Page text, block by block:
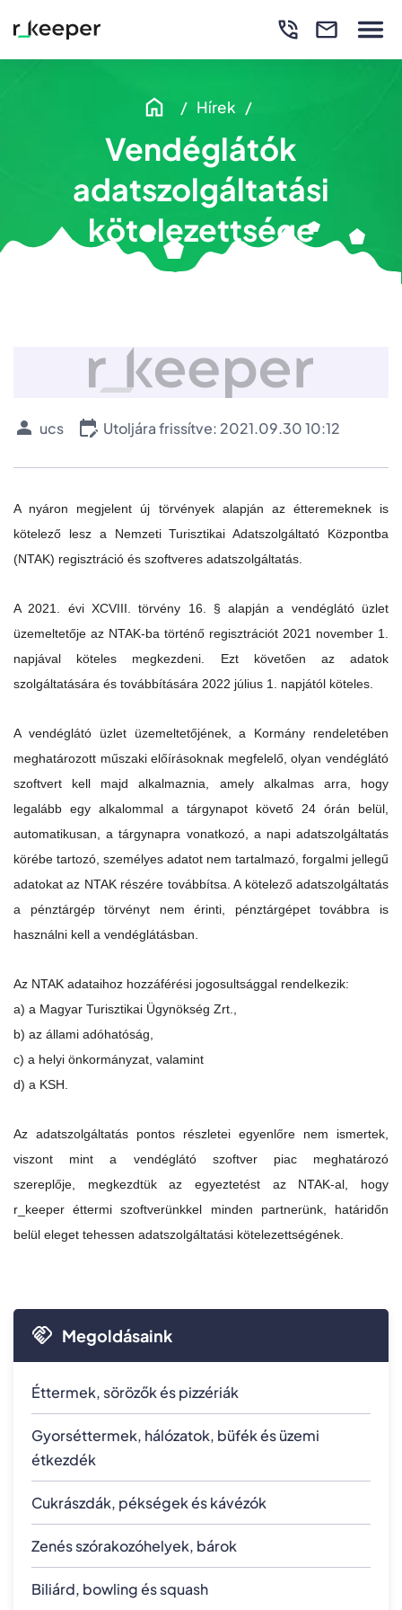
Hírek
Vendéglátók
adatszolgáltatási
kötelezettsége
ucs Utoljára frissítve: 2021.09.30 10:12
A nyáron megjelent új törvények alapján az étteremeknek is
kötelező lesz a Nemzeti Turisztikai Adatszolgáltató Központba
(NTAK) regisztráció és szoftveres adatszolgáltatás.
A 2021. évi XCVIII. törvény 16. § alapján a vendéglátó üzlet
üzemeltetője az NTAK-ba történő regisztrációt 2021 november 1.
napjával köteles megkezdeni. Ezt követően az adatok
szolgáltatására és továbbítására 2022 július 1. napjától köteles.
A vendéglátó üzlet üzemeltetőjének, a Kormány rendeletében
meghatározott műszaki előírásoknak megfelelő, olyan vendéglátó
szoftvert kell majd alkalmaznia, amely alkalmas arra, hogy
legalább egy alkalommal a tárgynapot követő 24 órán belül,
automatikusan, a tárgynapra vonatkozó, a napi adatszolgáltatás
körébe tartozó, személyes adatot nem tartalmazó, forgalmi jellegű
adatokat az NTAK részére továbbítsa. A kötelező adatszolgáltatás
a pénztárgép törvényt nem érinti, pénztárgépet továbbra is
használni kell a vendéglátásban.
Az NTAK adataihoz hozzáférési jogosultsággal rendelkezik:
a) a Magyar Turisztikai Ügynökség Zrt.,
b) az állami adóhatóság,
c) a helyi önkormányzat, valamint
d) a KSH.
Az adatszolgáltatás pontos részletei egyenlőre nem ismertek,
viszont mint a vendéglátó szoftver piac meghatározó
szereplője, megkezdtük az egyeztetést az NTAK-al, hogy
r_keeper éttermi szoftverünkkel minden partnerünk, határidőn
belül eleget tehessen adatszolgáltatási kötelezettségének.
Megoldásaink
Éttermek, sörözők és pizzériák
Gyorséttermek, hálózatok, büfék és üzemi
étkezdék
Cukrászdák, pékségek és kávézók
Zenés szórakozóhelyek, bárok
Biliárd, bowling és squash